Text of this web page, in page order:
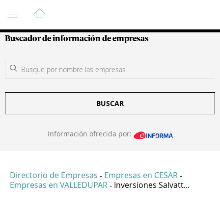
Guía de Empresas Colombianas
Buscador de información de empresas
BUSCAR
Información ofrecida por:
Directorio de Empresas - Empresas en CESAR -
Empresas en VALLEDUPAR - Inversiones Salvatt...